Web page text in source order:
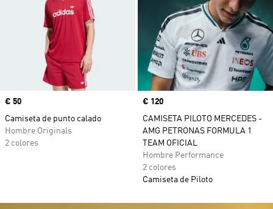
Precio
€ 50
Camiseta de punto calado
Hombre Originals
2 colores
Precio
€ 120
CAMISETA PILOTO MERCEDES -
AMG PETRONAS FORMULA 1
TEAM OFICIAL
Hombre Performance
2 colores
Camiseta de Piloto